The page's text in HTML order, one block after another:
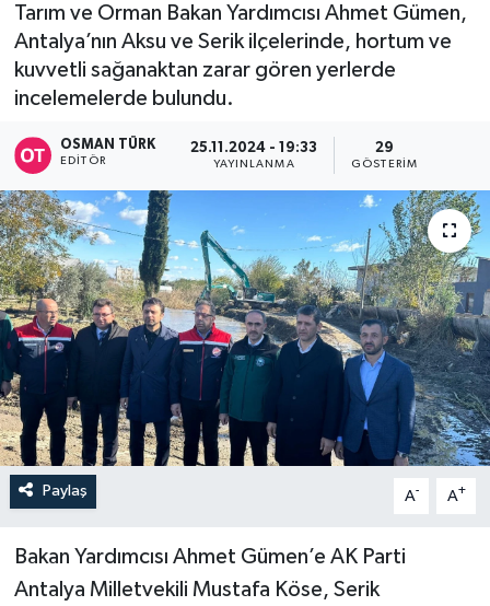
Tarım ve Orman Bakan Yardımcısı Ahmet Gümen,
Antalya’nın Aksu ve Serik ilçelerinde, hortum ve
kuvvetli sağanaktan zarar gören yerlerde
incelemelerde bulundu.
OSMAN TÜRK
EDITÖR
25.11.2024 - 19:33
YAYINLANMA
29
GÖSTERIM
Paylaş A- A+
Bakan Yardımcısı Ahmet Gümen’e AK Parti
Antalya Milletvekili Mustafa Köse, Serik